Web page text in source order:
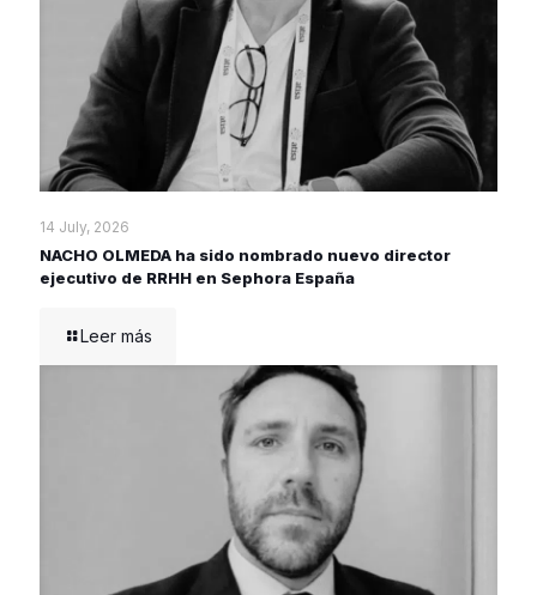
14 July, 2026
NACHO OLMEDA ha sido nombrado nuevo director
ejecutivo de RRHH en Sephora España
Leer más